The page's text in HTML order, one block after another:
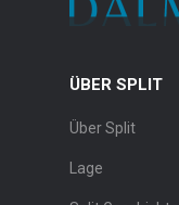
ÜBER SPLIT
Über Split
Lage